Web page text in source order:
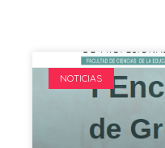
NOTICIAS